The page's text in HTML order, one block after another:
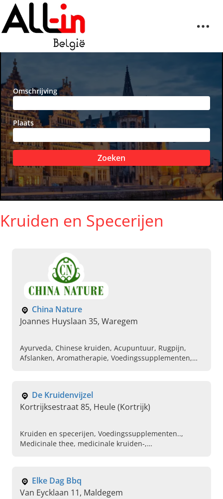
Omschrijving
Plaats
Zoeken
Kruiden en Specerijen
China Nature
Joannes Huyslaan 35, Waregem
Ayurveda, Chinese kruiden, Acupuntuur, Rugpijn,
Afslanken, Aromatherapie, Voedingssupplementen,
De Kruidenvijzel
Kortrijksestraat 85, Heule (Kortrijk)
Kruiden en specerijen, Voedingssupplementen..,
Medicinale thee, medicinale kruiden-,
Elke Dag Bbq
Van Eycklaan 11, Maldegem